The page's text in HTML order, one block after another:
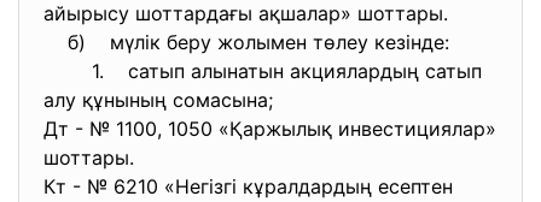
айырысу шоттардағы ақшалар» шоттары.
б) мүлік беру жолымен төлеу кезінде:
1. сатып алынатын акциялардың сатып
алу құнының сомасына;
Дт - № 1100, 1050 «Қаржылық инвестициялар»
шоттары.
Кт - № 6210 «Негізгі кұралдардың есептен